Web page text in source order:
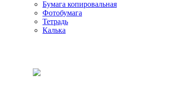
Бумага копировальная
Фотобумага
Тетрадь
Калька